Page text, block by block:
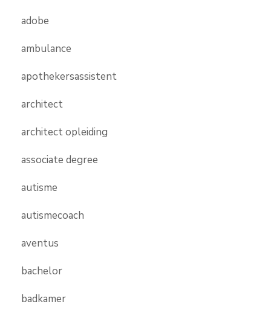
adobe
ambulance
apothekersassistent
architect
architect opleiding
associate degree
autisme
autismecoach
aventus
bachelor
badkamer